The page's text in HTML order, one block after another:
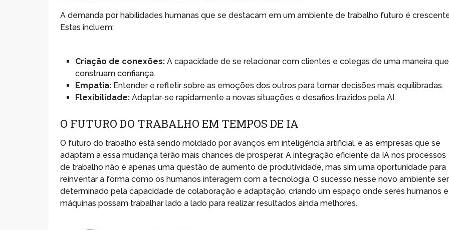
A demanda por habilidades humanas que se destacam em um ambiente de trabalho futuro é
Estas incluem:
Criação de conexões: A capacidade de se relacionar com clientes e colegas de uma maneira que
construam confiança.
Empatia: Entender e refletir sobre as emoções dos outros para tomar decisões mais equilibradas.
Flexibilidade: Adaptar-se rapidamente a novas situações e desafios trazidos pela AI.
O FUTURO DO TRABALHO EM TEMPOS DE IA
O futuro do trabalho está sendo moldado por avanços em inteligência artificial, e as empresas que se
adaptam a essa mudança terão mais chances de prosperar. A integração eficiente da IA nos processos
de trabalho não é apenas uma questão de aumento de produtividade, mas sim uma oportunidade para
reinventar a forma como os humanos interagem com a tecnologia. O sucesso nesse novo ambiente
determinado pela capacidade de colaboração e adaptação, criando um espaço onde seres humanos e
máquinas possam trabalhar lado a lado para realizar resultados ainda melhores.